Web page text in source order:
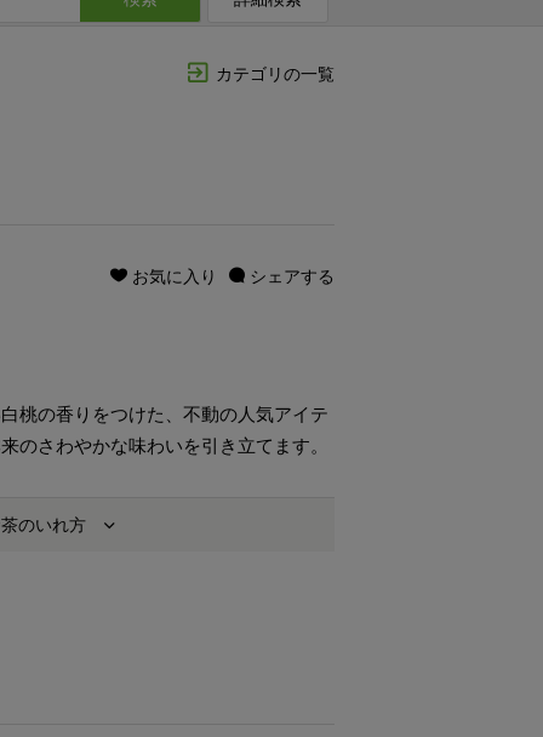
カテゴリの一覧
シェアする
お気に入り
桃の香りをつけた、不動の人気アイテ
のさわやかな味わいを引き立てます。
のいれ方